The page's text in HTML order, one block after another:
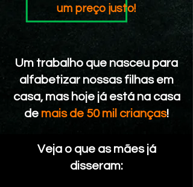
um preço justo!
Um trabalho que nasceu para
alfabetizar nossas filhas em
casa, mas hoje já está na casa
de mais de 50 mil crianças!
Veja o que as mães já
disseram: